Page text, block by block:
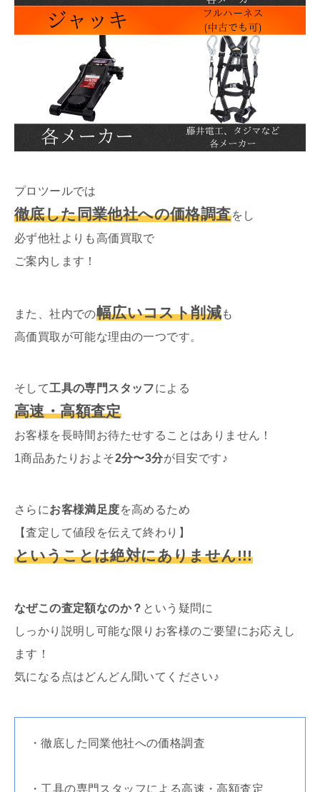
プロツールでは
徹底した同業他社への価格調査をし
必ず他社よりも高価買取で
ご案内します！
また、社内での幅広いコスト削減も
高価買取が可能な理由の一つです。
そして工具の専門スタッフによる
高速・高額査定
お客様を長時間お待たせすることはありません！
1商品あたりおよそ2分〜3分が目安です♪
さらにお客様満足度を高めるため
【査定して値段を伝えて終わり】
ということは絶対にありません!!!
なぜこの査定額なのか？ という疑問に
しっかり説明し可能な限りお客様のご要望にお応えし
ます！
気になる点はどんどん聞いてください♪
・徹底した同業他社への価格調査
・工具の専門スタッフによる高速・高額査定